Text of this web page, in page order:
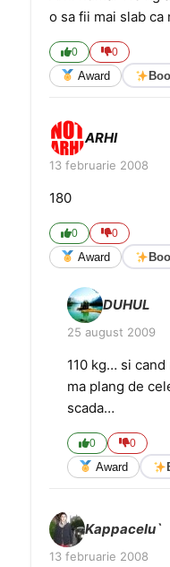
o sa fii mai slab ca
0 0
Award
ARHI
13 februarie 2008
180
0 0
Award
DUHUL
25 august 2009
110 kg… si cand
ma plang de
scada…
0 0
Award
Kappacelu`
13 februarie 2008